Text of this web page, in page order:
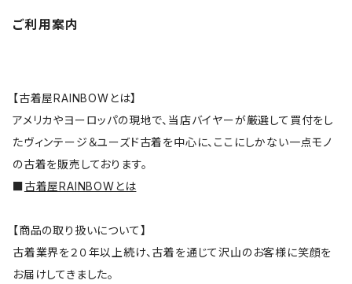
ご利用案内
【古着屋RAINBOWとは】
アメリカやヨーロッパの現地で、当店バイヤーが厳選して買付をし
たヴィンテージ＆ユーズド古着を中心に、ここにしかない一点モノ
の古着を販売しております。
■古着屋RAINBOWとは
【商品の取り扱いについて】
古着業界を２０年以上続け、古着を通じて沢山のお客様に笑顔を
お届けしてきました。